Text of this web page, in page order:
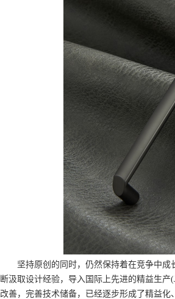
坚持原创的同时，仍然保持着在竞争中成
断汲取设计经验，导入国际上先进的精益生
改善，完善技术储备，已经逐步形成了精益